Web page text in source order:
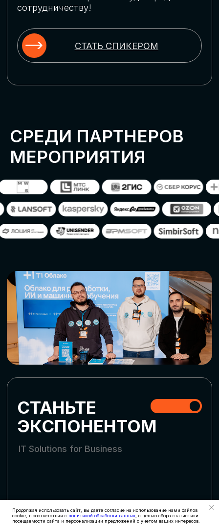
Продолжая использовать сайт, вы даете согласие на использование нами файлов
cookie, в соответствии с политикой обработки данных , с целью сбора статистики
посещаемости сайта и персонализации предложений с учетом ваших интересов.
ОСТАВИТЬ
ЗАЯВКУ
СТАТЬ ПАРТНЕРОМ
СКАЧАТЬ ПРОГРАММУ
СТАТЬ СПИКЕРОМ
Оставьте заявку, наши менеджеры
СТАТЬ УЧАСТНИКОМ